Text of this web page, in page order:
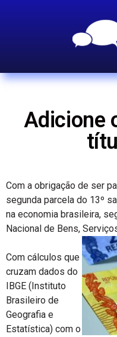
Adicione
Com a obrigação de ser
segunda parcela do 13º
na economia brasileira,
Nacional de Bens,
Com cálculos que
cruzam dados do
IBGE (Instituto
Brasileiro de
Geografia e
Estatística) com o